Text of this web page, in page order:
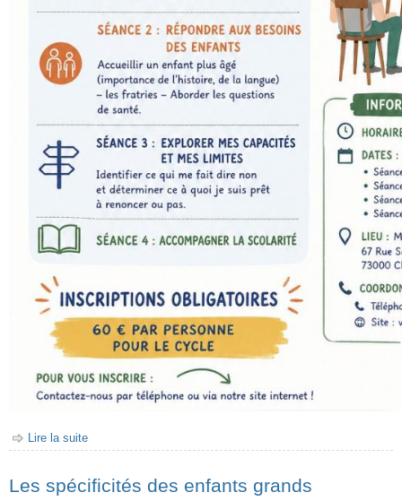
Lire la suite
Les spécificités des enfants grands